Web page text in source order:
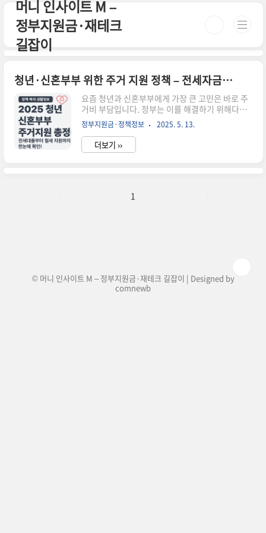
본문 바로가기
머니 인사이트 M –
정부지원금·재테크
길잡이
청년·신혼부부 위한 주거 지원 정책 – 전세자금부터 월세까지 한눈에 정리 (2025년)
요즘 청년과 신혼부부에게 가장 큰 고민은 바로 주
거비 부담입니다. 정부는 이를 해결하기 위해다양
한 전세·월세 지원정책을 마련하고 있어요. 2025
년 기준으로 지원 대상과 혜택도 강화되었기 때문
에, 지금 꼭 확인해보셔야 해요.이번 글에서는 **청
년 및 신혼부부를 위한 정부 주거지원 정책 3가지
🧑‍🎓 대상: 만 19~34세 미혼 청년, 연소득 5천만
정부지원금·정책정보 2025. 5. 13.
더보기 ››
1
© 머니 인사이트 M – 정부지원금·재테크 길잡이 | Designed by
comnewb